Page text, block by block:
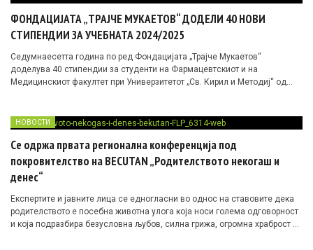
ФОНДАЦИЈАТА „ТРАЈЧЕ МУКАЕТОВ“ ДОДЕЛИ 40 НОВИ
СТИПЕНДИИ ЗА УЧЕБНАТА 2024/2025
Седумнаесетта година по ред Фондацијата „Трајче Мукаетов“
доделува 40 стипендии за студенти на Фармацевтскиот и на
Медицинскиот факултет при Универзитетот „Св. Кирил и Методиј“ од
НОВОСТИ
Се одржа првата регионалнa конференција под
покровителство на BECUTAN „Родителството некогаш и
денес“
Експертите и јавните лица се едногласни во однос на ставовите дека
родителството е посебна животна улога која носи голема одговорност
и која подразбира безусловна љубов, силна грижа, огромна храброст и